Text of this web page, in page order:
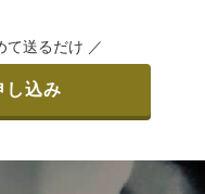
て送るだけ ／
し込み